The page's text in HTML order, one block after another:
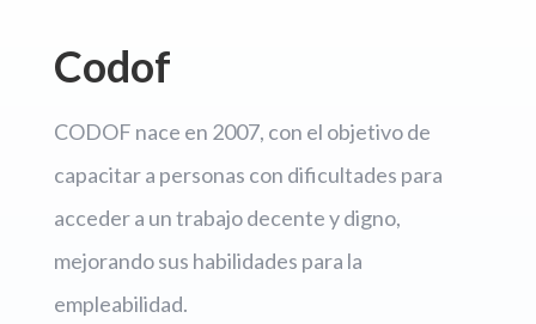
Codof
CODOF nace en 2007, con el objetivo de
capacitar a personas con dificultades para
acceder a un trabajo decente y digno,
mejorando sus habilidades para la
empleabilidad.